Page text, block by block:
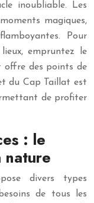
inoubliable. Les
magiques,
Pour
empruntez le
offre des points de
du Cap Taillat est
de profiter
: le
nature
divers types
de tous les